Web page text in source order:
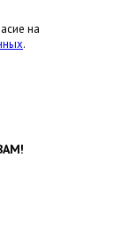
на
.